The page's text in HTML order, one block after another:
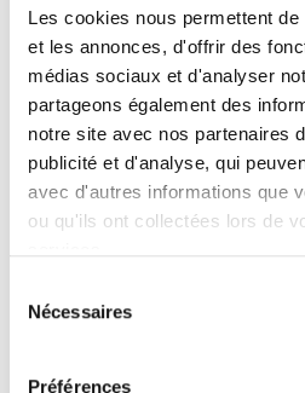
Les cookies nous permettent
et les annonces, d'offrir des
médias sociaux et d'analyser
partageons également des
notre site avec nos partenaires
publicité et d'analyse, qui
avec d'autres informations que
ou qu'ils ont collectées lors de
Nécessaires
Préférences